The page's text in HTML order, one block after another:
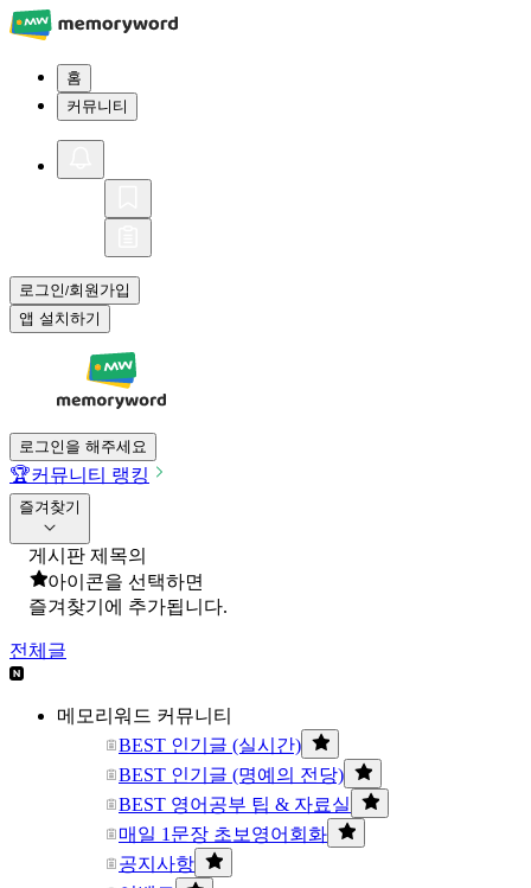
홈
커뮤니티
로그인/회원가입
앱 설치하기
로그인을 해주세요
🏆커뮤니티 랭킹
즐겨찾기
게시판 제목의
아이콘을 선택하면
즐겨찾기에 추가됩니다.
전체글
메모리워드 커뮤니티
BEST 인기글 (실시간)
BEST 인기글 (명예의 전당)
BEST 영어공부 팁 & 자료실
매일 1문장 초보영어회화
공지사항